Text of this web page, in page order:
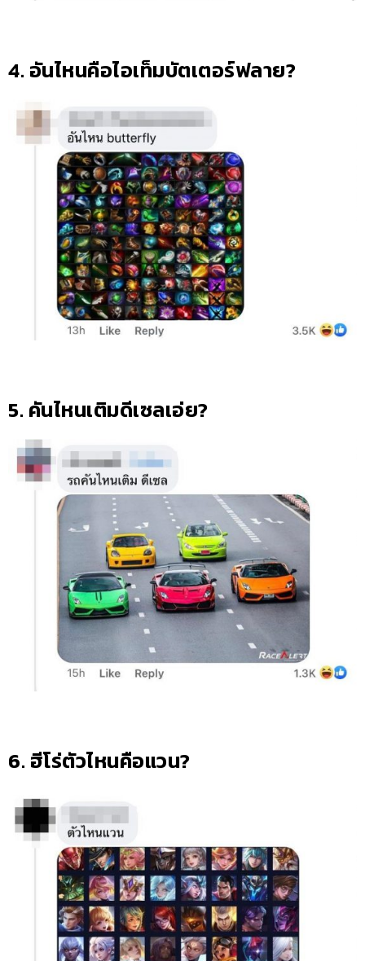
4. อันไหนคือไอเท็มบัตเตอร์ฟลาย?
5. คันไหนเติมดีเซลเอ่ย?
6. ฮีโร่ตัวไหนคือแวน?